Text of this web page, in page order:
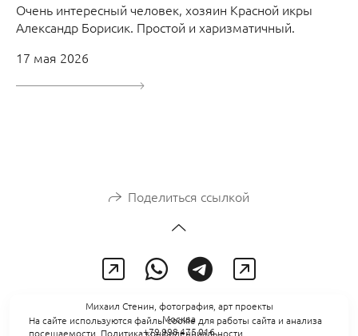
Очень интересный человек, хозяин Красной икры
Александр Борисик. Простой и харизматичный.
17 мая 2026
Поделиться ссылкой
Михаил Стенин, фотография, арт проекты
Москва
+79 998 475 016
На сайте используются файлы cookie для работы сайта и анализа
посещаемости. Политика конфиденциальности